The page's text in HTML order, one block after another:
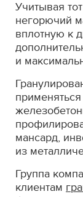
Учитывая
негорючий
вплотную к
и
мансард,
из
Группа
клиентам